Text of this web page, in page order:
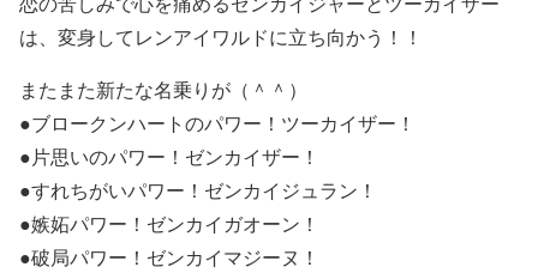
恋の苦しみで心を痛めるゼンカイジャーとツーカイザー
は、変身してレンアイワルドに立ち向かう！！
またまた新たな名乗りが（＾＾）
●ブロークンハートのパワー！ツーカイザー！
●片思いのパワー！ゼンカイザー！
●すれちがいパワー！ゼンカイジュラン！
●嫉妬パワー！ゼンカイガオーン！
●破局パワー！ゼンカイマジーヌ！